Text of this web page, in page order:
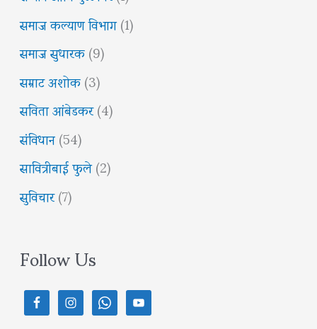
समाज कल्याण विभाग(1)
समाज सुधारक(9)
सम्राट अशोक(3)
सविता आंबेडकर(4)
संविधान(54)
सावित्रीबाई फुले(2)
सुविचार(7)
Follow Us